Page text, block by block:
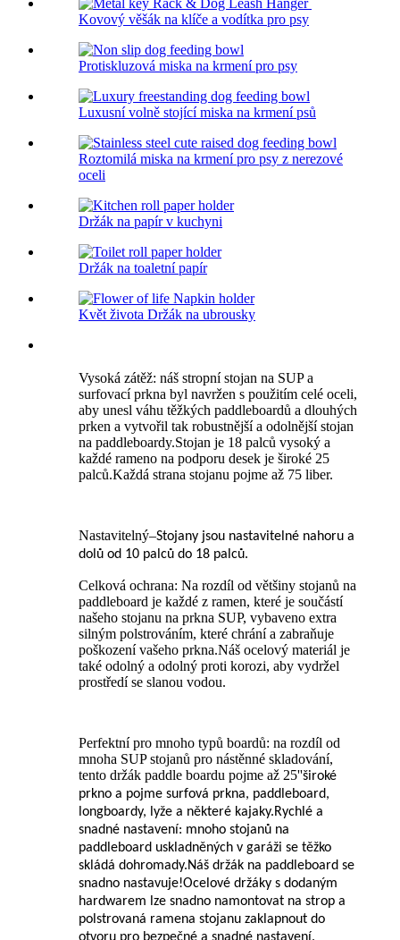
Kovový věšák na klíče a vodítka pro psy
Protiskluzová miska na krmení pro psy
Luxusní volně stojící miska na krmení psů
Roztomilá miska na krmení pro psy z nerezové
oceli
Držák na papír v kuchyni
Držák na toaletní papír
Květ života Držák na ubrousky
Vysoká zátěž: náš stropní stojan na SUP a
surfovací prkna byl navržen s použitím celé oceli,
aby unesl váhu těžkých paddleboardů a dlouhých
prken a vytvořil tak robustnější a odolnější stojan
na paddleboardy.Stojan je 18 palců vysoký a
každé rameno na podporu desek je široké 25
palců.Každá strana stojanu pojme až 75 liber.
Nastavitelný–Stojany jsou nastavitelné nahoru a
dolů od 10 palců do 18 palců.
Celková ochrana: Na rozdíl od většiny stojanů na
paddleboard je každé z ramen, které je součástí
našeho stojanu na prkna SUP, vybaveno extra
silným polstrováním, které chrání a zabraňuje
poškození vašeho prkna.Náš ocelový materiál je
také odolný a odolný proti korozi, aby vydržel
prostředí se slanou vodou.
Perfektní pro mnoho typů boardů: na rozdíl od
mnoha SUP stojanů pro nástěnné skladování,
tento držák paddle boardu pojme až 25''široké
prkno a pojme surfová prkna, paddleboard,
longboardy, lyže a některé kajaky.Rychlé a
snadné nastavení: mnoho stojanů na
paddleboard uskladněných v garáži se těžko
skládá dohromady.Náš držák na paddleboard se
snadno nastavuje!Ocelové držáky s dodaným
hardwarem lze snadno namontovat na strop a
polstrovaná ramena stojanu zaklapnout do